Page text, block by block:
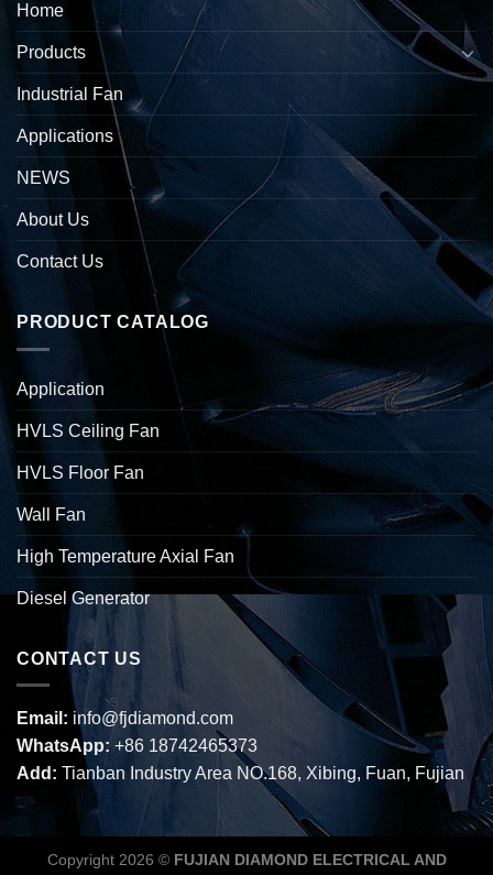
Home
Products
Industrial Fan
Applications
NEWS
About Us
Contact Us
PRODUCT CATALOG
Application
HVLS Ceiling Fan
HVLS Floor Fan
Wall Fan
High Temperature Axial Fan
Diesel Generator
CONTACT US
Email: info@fjdiamond.com
WhatsApp: +86 18742465373
Add: Tianban Industry Area NO.168, Xibing, Fuan, Fujian
Copyright 2026 © FUJIAN DIAMOND ELECTRICAL AND